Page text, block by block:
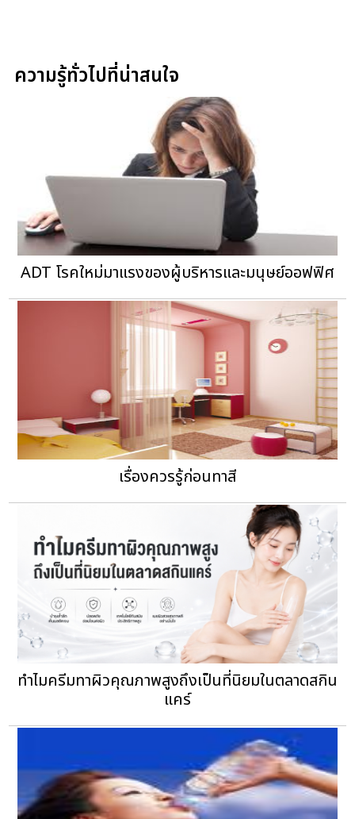
ความรู้ทั่วไปที่น่าสนใจ
ADT โรคใหม่มาแรงของผู้บริหารและมนุษย์ออฟฟิศ
เรื่องควรรู้ก่อนทาสี
ทำไมครีมทาผิวคุณภาพสูงถึงเป็นที่นิยมในตลาดสกิน
แคร์